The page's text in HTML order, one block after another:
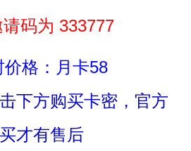
码为 333777
价格：月卡58
下方购买卡密，官方
才有售后